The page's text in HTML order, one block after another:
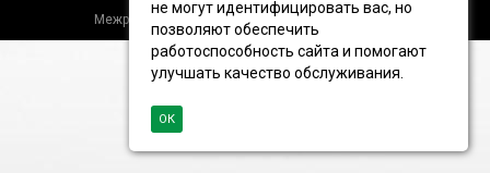
Межрегиональная кабельная компания, 2016 ©
не могут идентифицировать вас, но
позволяют обеспечить
работоспособность сайта и помогают
улучшать качество обслуживания.
ОК